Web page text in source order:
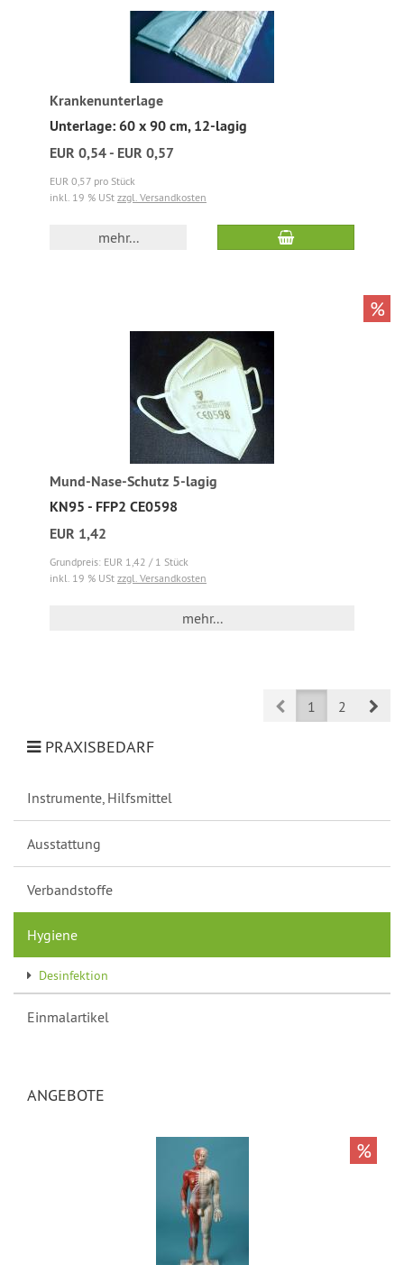
Krankenunterlage
Unterlage: 60 x 90 cm, 12-lagig
EUR 0,54 - EUR 0,57
EUR 0,57 pro Stück
inkl. 19 % USt zzgl. Versandkosten
mehr...
Mund-Nase-Schutz 5-lagig
KN95 - FFP2 CE0598
EUR 1,42
Grundpreis: EUR 1,42 / 1 Stück
inkl. 19 % USt zzgl. Versandkosten
mehr...
%
Prev1 2
PRAXISBEDARF
Instrumente, Hilfsmittel
Ausstattung
Verbandstoffe
Hygiene
Desinfektion
Einmalartikel
ANGEBOTE
%